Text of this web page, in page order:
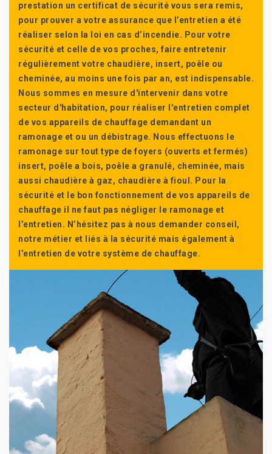
prestation un certificat de sécurité vous sera remis,
pour prouver a votre assurance que l’entretien a été
réaliser selon la loi en cas d’incendie. Pour votre
sécurité et celle de vos proches, faire entretenir
régulièrement votre chaudière, insert, poêle ou
cheminée, au moins une fois par an, est indispensable.
Nous sommes en mesure d'intervenir dans votre
secteur d'habitation, pour réaliser l'entretien complet
de vos appareils de chauffage demandant un
ramonage et ou un débistrage. Nous effectuons le
ramonage sur tout type de foyers (ouverts et fermés)
insert, poêle a bois, poêle a granulé, cheminée, mais
aussi chaudière à gaz, chaudière à fioul. Pour la
sécurité et le bon fonctionnement de vos appareils de
chauffage il ne faut pas négliger le ramonage et
l’entretien. N’hésitez pas à nous demander conseil,
notre métier et liés à la sécurité mais également à
l’entretien de votre système de chauffage.